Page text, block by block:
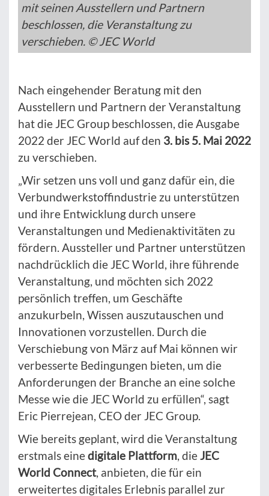
mit seinen Ausstellern und Partnern
beschlossen, die Veranstaltung zu
verschieben. © JEC World
Nach eingehender Beratung mit den
Ausstellern und Partnern der Veranstaltung
hat die JEC Group beschlossen, die Ausgabe
2022 der JEC World auf den 3. bis 5. Mai 2022
zu verschieben.
„Wir setzen uns voll und ganz dafür ein, die
Verbundwerkstoffindustrie zu unterstützen
und ihre Entwicklung durch unsere
Veranstaltungen und Medienaktivitäten zu
fördern. Aussteller und Partner unterstützen
nachdrücklich die JEC World, ihre führende
Veranstaltung, und möchten sich 2022
persönlich treffen, um Geschäfte
anzukurbeln, Wissen auszutauschen und
Innovationen vorzustellen. Durch die
Verschiebung von März auf Mai können wir
verbesserte Bedingungen bieten, um die
Anforderungen der Branche an eine solche
Messe wie die JEC World zu erfüllen“, sagt
Eric Pierrejean, CEO der JEC Group.
Wie bereits geplant, wird die Veranstaltung
erstmals einedigitale Plattform, dieJEC
World Connect, anbieten, die für ein
erweitertes digitales Erlebnis parallel zur